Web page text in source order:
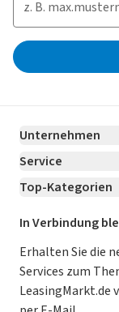
Unternehmen
Über
Karriere Jetzt
Für Händler
Kooperation mit
AGB
Service
Kontakt
Ratgeber
Magazin
Datenschutz-
So funktioniert’s
Top-Kategorien
Leasing Deals
Gebrauchtwagen
Leasing ohne
E-Auto Leasing
In Verbindung
Erhalten Sie die
Services zum
LeasingMarkt.de